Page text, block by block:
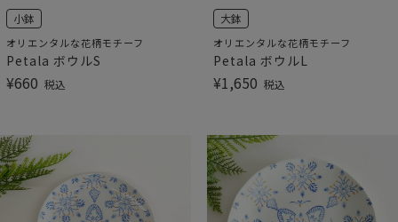
小鉢
オリエンタルな花柄モチーフ
Petala ボウルS
¥660 税込
大鉢
オリエンタルな花柄モチーフ
Petala ボウルL
¥1,650 税込